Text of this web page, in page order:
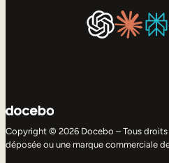
Copyright © 2026 Docebo – Tous
déposée ou une marque commerciale